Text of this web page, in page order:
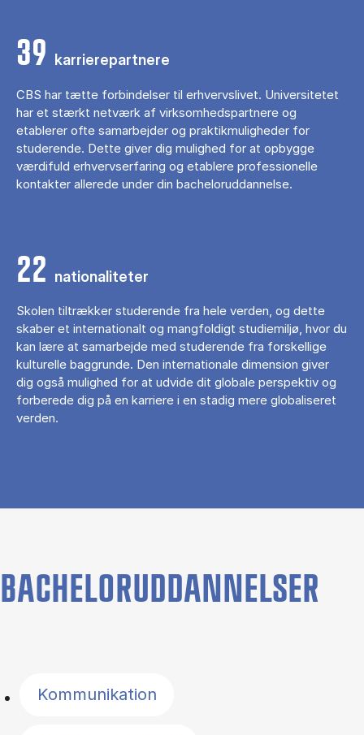
39 karrierepartnere
CBS har tætte forbindelser til erhvervslivet. Universitetet
har et stærkt netværk af virksomhedspartnere og
etablerer ofte samarbejder og praktikmuligheder for
studerende. Dette giver dig mulighed for at opbygge
værdifuld erhvervserfaring og etablere professionelle
kontakter allerede under din bacheloruddannelse.
22 nationaliteter
Skolen tiltrækker studerende fra hele verden, og dette
skaber et internationalt og mangfoldigt studiemiljø, hvor du
kan lære at samarbejde med studerende fra forskellige
kulturelle baggrunde. Den internationale dimension giver
dig også mulighed for at udvide dit globale perspektiv og
forberede dig på en karriere i en stadig mere globaliseret
verden.
BACHELORUDDANNELSER
Kommunikation